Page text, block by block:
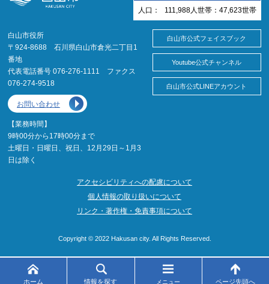
ホーム 情報を探す メニュー ページ先頭へ
人口： 111,988 人 世帯： 47,623世帯
白山市役所
〒924-8688 石川県白山市倉光二丁目1
番地
代表電話番号 076-276-1111 ファクス
076-274-9518
お問い合わせ
【業務時間】
9時00分から17時00分まで
土曜日・日曜日、祝日、12月29日～1月3
日は除く
白山市公式フェイスブック
Youtube公式チャンネル
白山市公式LINEアカウント
アクセシビリティへの配慮について
個人情報の取り扱いについて
リンク・著作権・免責事項について
Copyright © 2022 Hakusan city. All Rights Reserved.